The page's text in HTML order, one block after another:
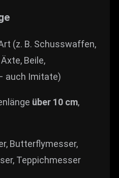
(z. B. Schusswaffen,
Beile,
auch Imitate)
über 10 cm,
Butterflymesser,
Teppichmesser